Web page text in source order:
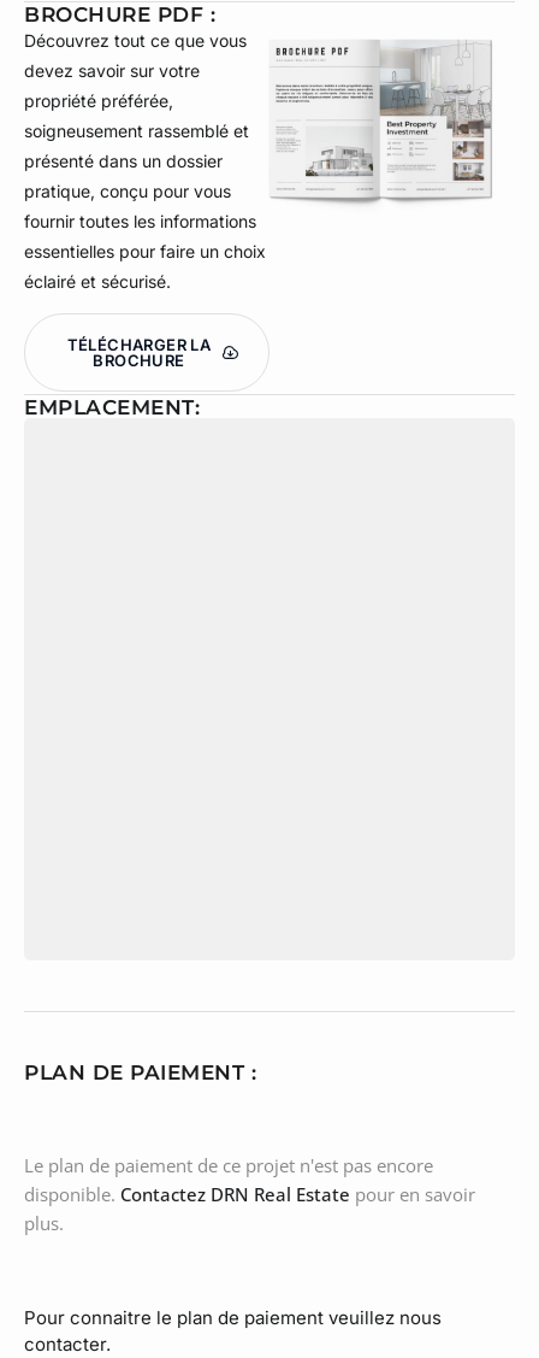
BROCHURE PDF :
Découvrez tout ce que vous
devez savoir sur votre
propriété préférée,
soigneusement rassemblé et
présenté dans un dossier
pratique, conçu pour vous
fournir toutes les informations
essentielles pour faire un choix
éclairé et sécurisé.
TÉLÉCHARGER LA
BROCHURE
EMPLACEMENT:
PLAN DE PAIEMENT :
Le plan de paiement de ce projet n'est pas encore
disponible. Contactez DRN Real Estate pour en savoir
plus.
Pour connaitre le plan de paiement veuillez nous
contacter.